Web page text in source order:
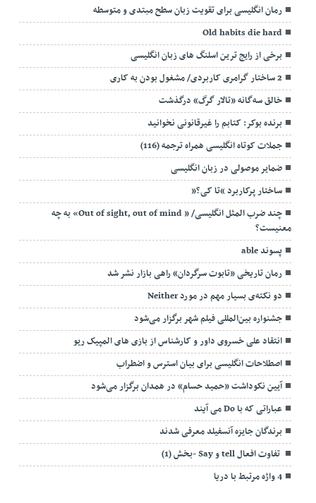
رمان‌ انگلیسی برای تقویت زبان سطح مبتدی و متوسطه
Old habits die hard
برخی از رایج ترین اسلنگ های زبان انگلیسی
2 ساختار گرامری کاربردی/ مشغول بودن به کاری
خالق سه‌گانه «تالار گرگ» درگذشت
برنده بوکر: کتابم را غیرقانونی نخوانید
جملات کوتاه انگلیسی همراه ترجمه (116)
ضمایر موصولی در زبان انگلیسی
ساختار پرکاربرد “تا کی؟”
چند ضرب المثل انگلیسی/ « Out of sight, out of mind» به چه
معنیست؟
پسوند able
رمان تاریخی «تابوت‌ سرگردان» راهی بازار نشر شد
دو نکته‌ی بسیار مهم در مورد Neither
جشنواره بین‌المللی فیلم شهر برگزار می‌شود
انتقاد علی خسروی داور و کارشناس از بازی های المپیک ریو
اصطلاحات انگلیسی برای بیان استرس و اضطراب
آیین نکوداشت «حمید حسام» در همدان برگزار می‌شود
عباراتی که با Do می آیند
برندگان جایزه آنسفیلد معرفی شدند
تفاوت افعال tell و Say -بخش (1)
4 واژه مرتبط با دریا